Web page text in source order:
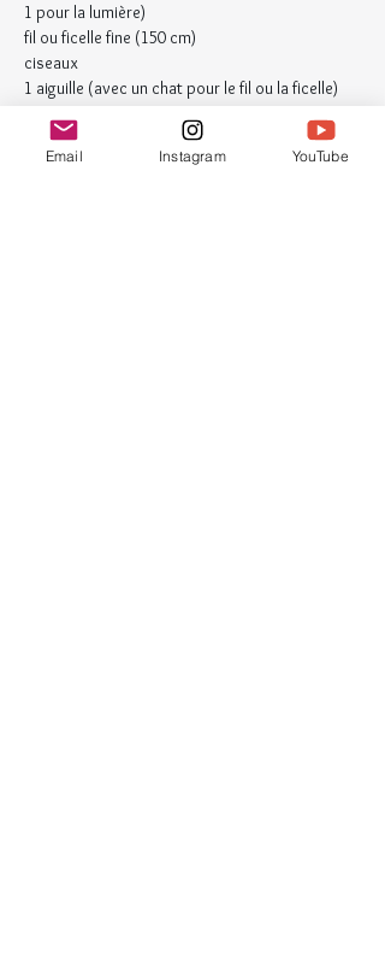
1 pour la lumière)
fil ou ficelle fine (150 cm)
ciseaux
1 aiguille (avec un chat pour le fil ou la ficelle)
L'atelier aura lieu si un minimum de 3
personnes sont inscrites.
Email Instagram YouTube